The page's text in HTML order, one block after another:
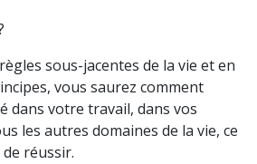
sous-jacentes de la vie et en
vous saurez comment
dans votre travail, dans vos
les autres domaines de la vie, ce
réussir.